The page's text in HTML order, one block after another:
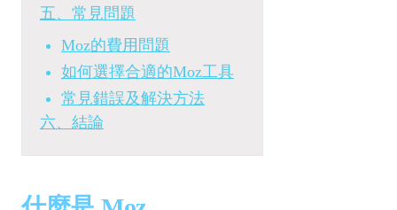
五、常見問題
Moz的費用問題
如何選擇合適的Moz工具
常見錯誤及解決方法
六、結論